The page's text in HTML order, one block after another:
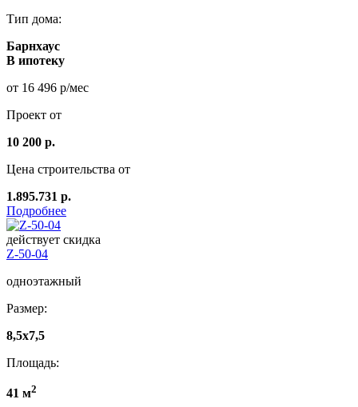
Тип дома:
Барнхаус
В ипотеку
от 16 496 р/мес
Проект от
10 200 р.
Цена строительства от
1.895.731 р.
Подробнее
действует скидка
Z-50-04
одноэтажный
Размер:
8,5x7,5
Площадь:
41 м2